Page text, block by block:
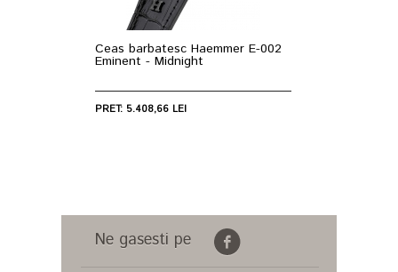
Ceas barbatesc Haemmer E-002
Eminent - Midnight
PRET: 5.408,66 LEI
Ne gasesti pe